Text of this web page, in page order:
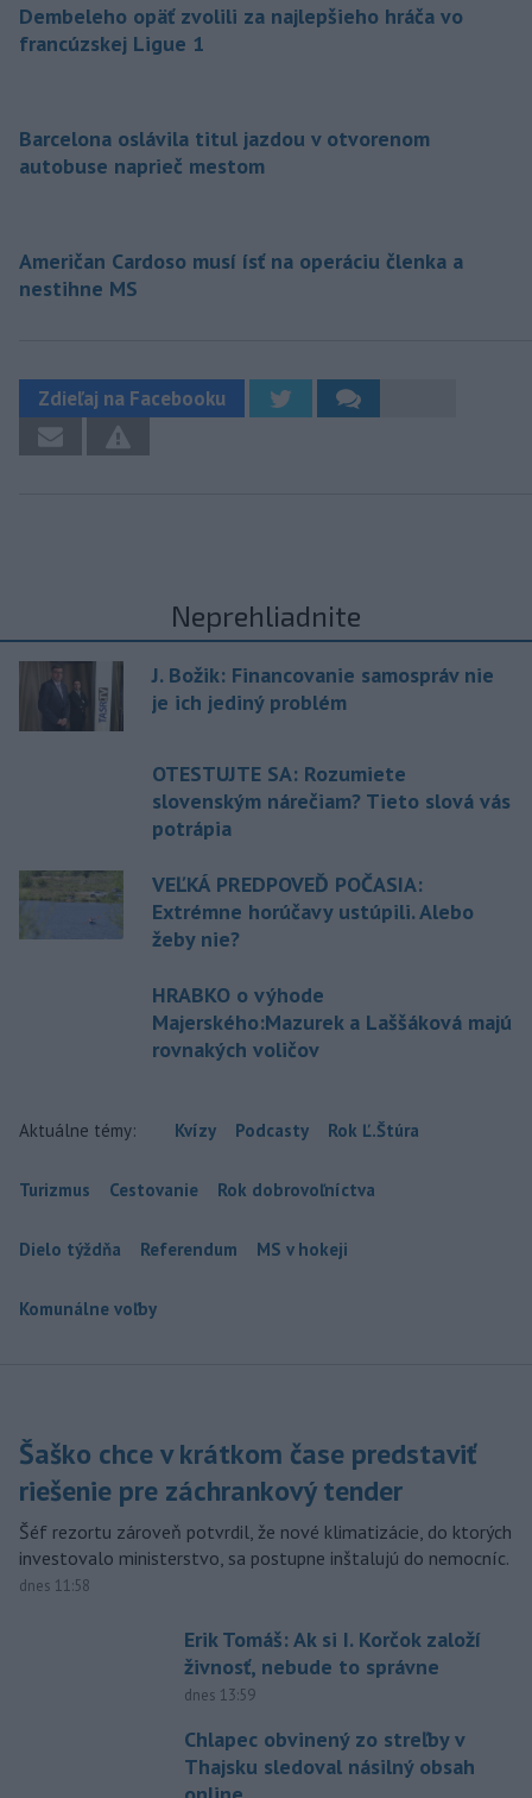
Dembeleho opäť zvolili za najlepšieho hráča vo
francúzskej Ligue 1
Barcelona oslávila titul jazdou v otvorenom
autobuse naprieč mestom
Američan Cardoso musí ísť na operáciu členka a
nestihne MS
Zdieľaj na Facebooku
Neprehliadnite
J. Božik: Financovanie samospráv nie
je ich jediný problém
OTESTUJTE SA: Rozumiete
slovenským nárečiam? Tieto slová vás
potrápia
VEĽKÁ PREDPOVEĎ POČASIA:
Extrémne horúčavy ustúpili. Alebo
žeby nie?
HRABKO o výhode
Majerského:Mazurek a Laššáková majú
rovnakých voličov
Aktuálne témy: Kvízy Podcasty Rok Ľ.Štúra
Turizmus Cestovanie Rok dobrovoľníctva
Dielo týždňa Referendum MS v hokeji
Komunálne voľby
Šaško chce v krátkom čase predstaviť
riešenie pre záchrankový tender
Šéf rezortu zároveň potvrdil, že nové klimatizácie, do ktorých
investovalo ministerstvo, sa postupne inštalujú do nemocníc.
dnes 11:58
Erik Tomáš: Ak si I. Korčok založí
živnosť, nebude to správne
dnes 13:59
Chlapec obvinený zo streľby v
Thajsku sledoval násilný obsah